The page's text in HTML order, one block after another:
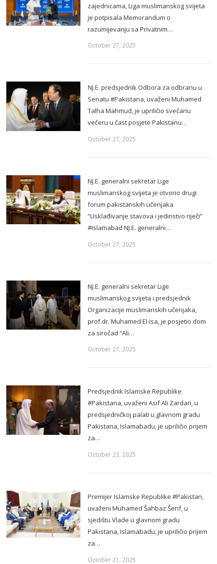
zajednicama, Liga muslimanskog svijeta
je potpisala Memorandum o
razumijevanju sa Privatnim…
October 27, 2025
NJ.E. predsjednik Odbora za odbranu u
Senatu #Pakistana, uvaženi Muhamed
Talha Mahmud, je upriličio svečanu
večeru u čast posjete Pakistanu…
October 27, 2025
NJ.E. generalni sekretar Lige
muslimanskog svijeta je otvorio drugi
forum pakistanskih učenjaka
“Usklađivanje stavova i jedinstvo riječi”
#Islamabad NJ.E. generalni…
October 27, 2025
NJ.E. generalni sekretar Lige
muslimanskog svijeta i predsjednik
Organizacije muslimanskih učenjaka,
prof.dr. Muhamed El-Isa, je posjetio dom
za siročad “Ali…
October 27, 2025
Predsjednik Islamske Republike
#Pakistana, uvaženi Asif Ali Zardari, u
predsjedničkoj palati u glavnom gradu
Pakistana, Islamabadu, je upriličio prijem
za…
October 23, 2025
Premijer Islamske Republike #Pakistan,
uvaženi Muhamed Šahbaz Šerif, u
sjedištu Vlade u glavnom gradu
Pakistana, Islamabadu, je upriličio prijem
za…
October 21, 2025